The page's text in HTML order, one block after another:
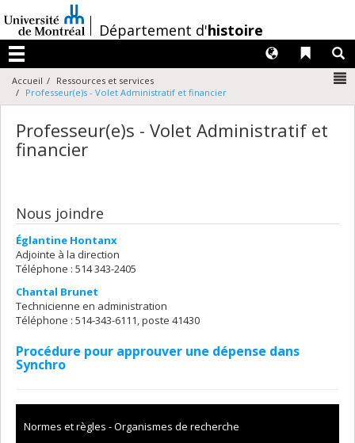
au
contenu
/Département d'histoire
Menu
Liens
Langues
Accueil
Ressources et services
Professeur(e)s - Volet Administratif et financier
Professeur(e)s - Volet Administratif et
financier
Nous joindre
Églantine Hontanx
Adjointe à la direction
Téléphone : 514 343-2405
Chantal Brunet
Technicienne en administration
Téléphone : 514-343-6111, poste 41430
Procédure pour approuver une dépense dans
Synchro
Normes et règles - Organismes de recherche